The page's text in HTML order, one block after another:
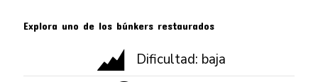
Explora uno de los búnkers restaurados
Dificultad: baja